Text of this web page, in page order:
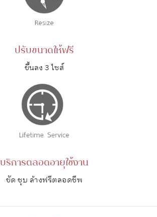
ปรับขนาดให้ฟรี
ขึ้นลง 3 ไซส์
บริการตลอดอายุใช้งาน
ขัด ชุบ ล้างฟรีตลอดชีพ